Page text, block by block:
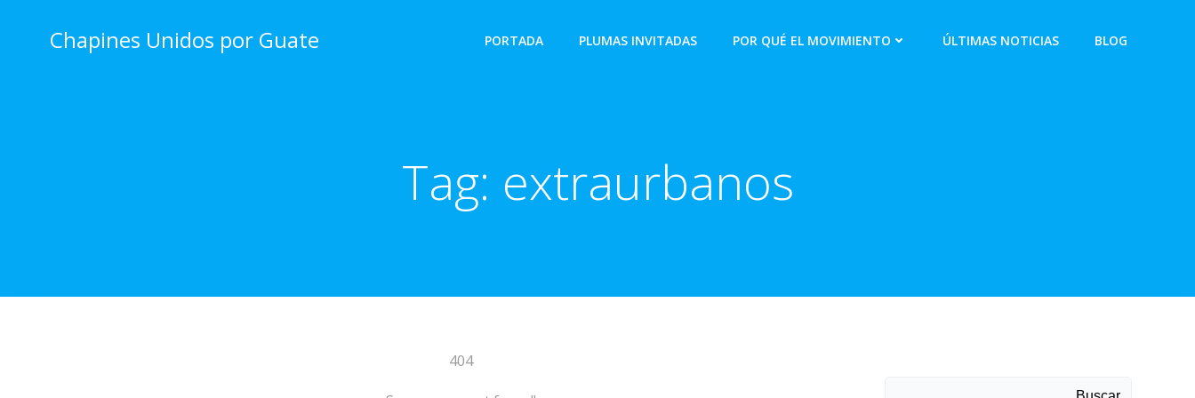
Chapines Unidos por Guate PORTADA PLUMAS INVITADAS POR QUÉ EL MOVIMIENTO ÚLTIMAS NOTICIAS BLOG
Tag: extraurbanos
404